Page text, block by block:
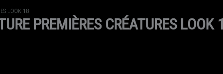
LOOK 18
PREMIÈRES CRÉATURES LOOK